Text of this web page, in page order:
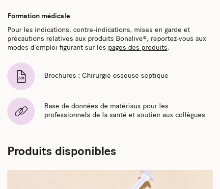
Formation médicale
Pour les indications, contre-indications, mises en garde et
précautions relatives aux produits Bonalive®, reportez-vous aux
modes d’emploi figurant sur les pages des produits.
Brochures : Chirurgie osseuse septique
Base de données de matériaux pour les
professionnels de la santé et soutien aux collègues
Produits disponibles